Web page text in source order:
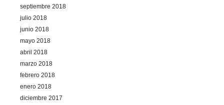
septiembre 2018
julio 2018
junio 2018
mayo 2018
abril 2018
marzo 2018
febrero 2018
enero 2018
diciembre 2017